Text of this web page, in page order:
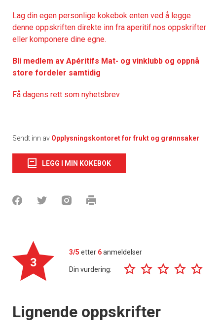
Lag din egen personlige kokebok enten ved å legge
denne oppskriften direkte inn fra aperitif.nos oppskrifter
eller komponere dine egne.
Bli medlem av Apéritifs Mat- og vinklubb og oppnå
store fordeler samtidig
Få dagens rett som nyhetsbrev
Sendt inn av Opplysningskontoret for frukt og grønnsaker
LEGG I MIN KOKEBOK
3
3/5 etter 6anmeldelser
Din vurdering:
Lignende oppskrifter